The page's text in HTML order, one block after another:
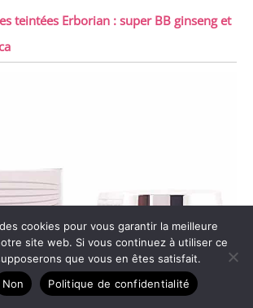
teintées Erborian : super BB ginseng et
cookies pour vous garantir la meilleure
site web. Si vous continuez à utiliser ce
que vous en êtes satisfait.
Non Politique de confidentialité